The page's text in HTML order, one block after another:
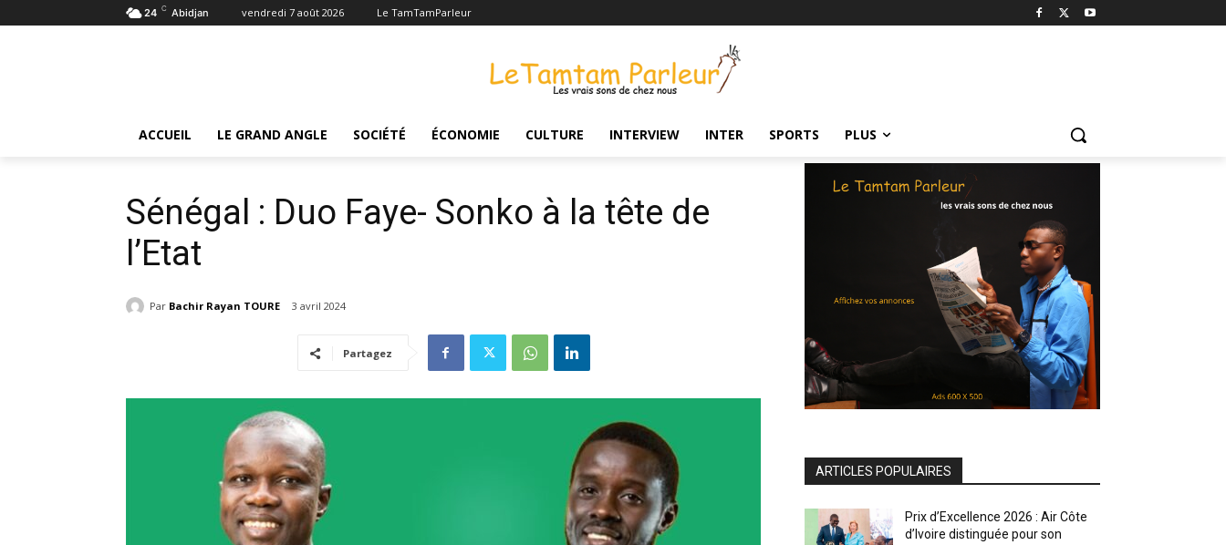
24 C Abidjan vendredi 7 août 2026 Le TamTamParleur
ACCUEIL LE GRAND ANGLE SOCIÉTÉ ÉCONOMIE CULTURE INTERVIEW INTER SPORTS PLUS
Accueil INTER Sénégal : Duo Faye- Sonko à la tête de l’Etat
Sénégal : Duo Faye- Sonko à la tête de
l’Etat
Par Bachir Rayan TOURE 3 avril 2024
Partagez
ARTICLES POPULAIRES
Prix d’Excellence 2026 : Air Côte
d’Ivoire distinguée pour son